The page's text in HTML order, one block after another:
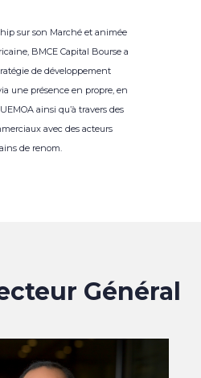
sur son Marché et animée
BMCE Capital Bourse a
de développement
une présence en propre, en
ainsi qu’à travers des
avec des acteurs
de renom.
Général